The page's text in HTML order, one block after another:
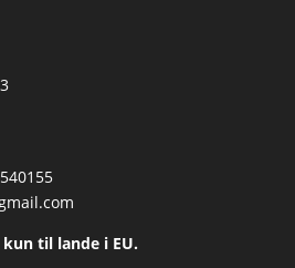
til lande i EU.